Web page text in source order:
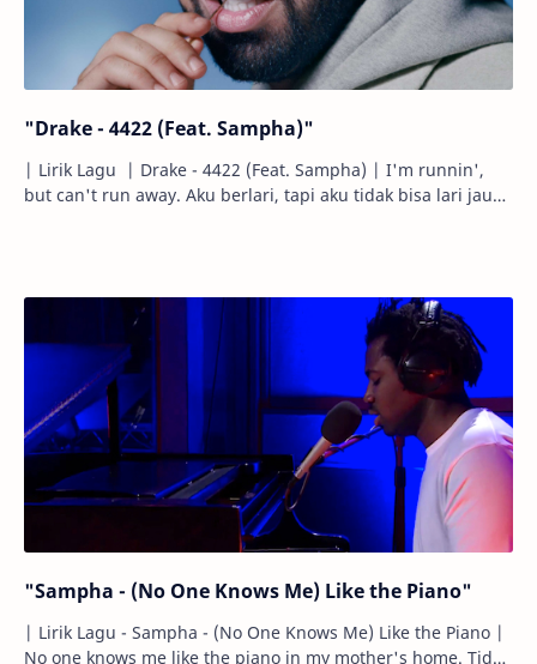
"Drake - 4422 (Feat. Sampha)"
| Lirik Lagu | Drake - 4422 (Feat. Sampha) | I'm runnin',
but can't run away. Aku berlari, tapi aku tidak bisa lari jauh.
"Sampha - (No One Knows Me) Like the Piano"
| Lirik Lagu - Sampha - (No One Knows Me) Like the Piano |
No one knows me like the piano in my mother's home. Tidak